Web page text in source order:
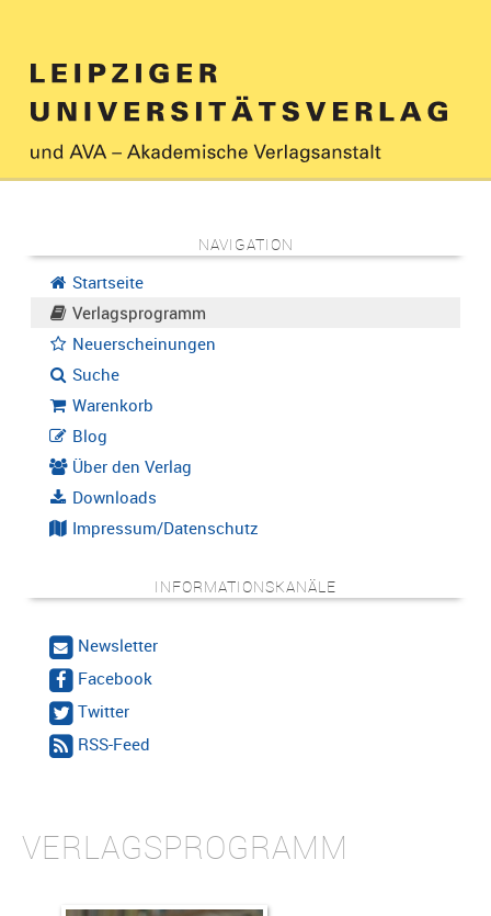
NAVIGATION
Startseite
Verlagsprogramm
Neuerscheinungen
Suche
Warenkorb
Blog
Über den Verlag
Downloads
Impressum/Datenschutz
INFORMATIONSKANÄLE
Newsletter
Facebook
Twitter
RSS-Feed
VERLAGSPROGRAMM